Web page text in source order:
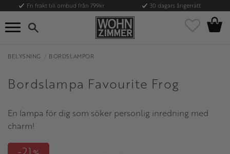
Meny
Fri frakt till ombud från 799kr 30 dagars ångerrätt
Favoriter
BELYSNING BORDSLAMPOR
Bordslampa Favourite Frog
En lampa för dig som söker personlig inredning med
charm!